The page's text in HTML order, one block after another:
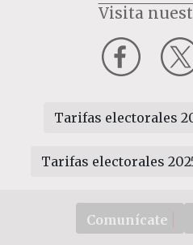
Visita
Tarifas electorales
Tarifas electorales
Comunícate